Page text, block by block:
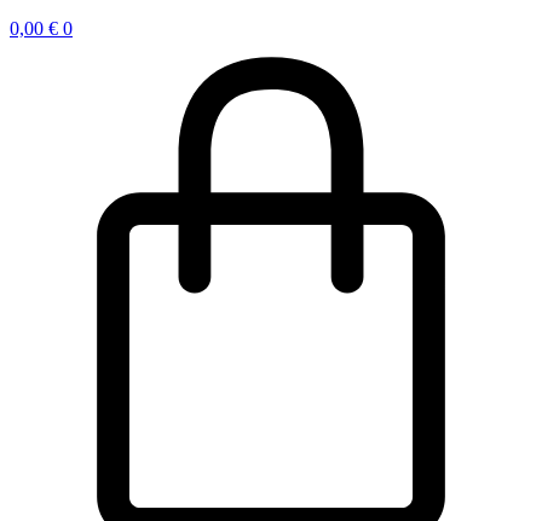
0,00 € 0